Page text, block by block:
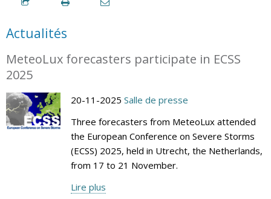
Actualités
MeteoLux forecasters participate in ECSS
2025
20-11-2025 Salle de presse
Three forecasters from MeteoLux attended
the European Conference on Severe Storms
(ECSS) 2025, held in Utrecht, the Netherlands,
from 17 to 21 November.
Lire plus